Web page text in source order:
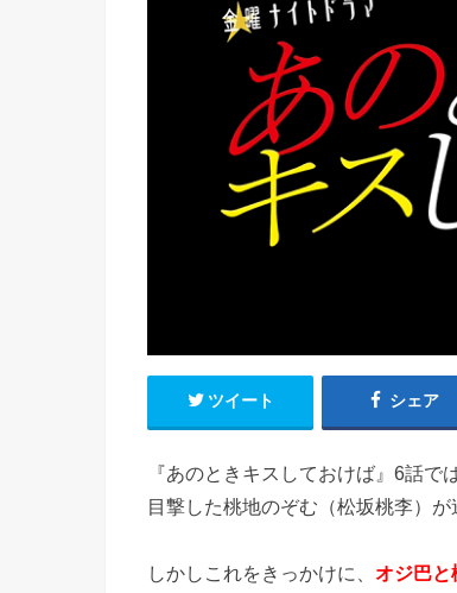
ツイート シェア
『あのときキスしておけば』6話
目撃した桃地のぞむ（松坂桃李）が
しかしこれをきっかけに、 オジ巴と